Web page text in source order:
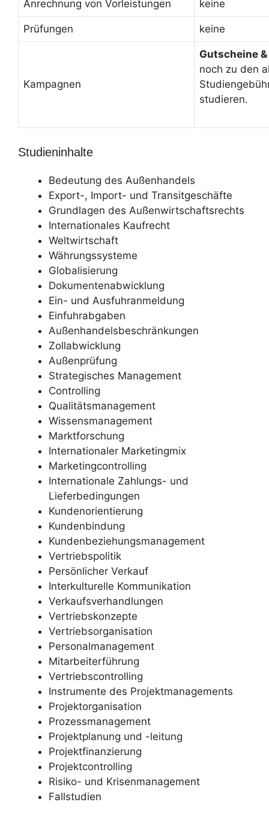
Anrechnung von Vorleistungen keine
Prüfungen keine
Kampagnen
Gutscheine
noch zu den
studieren.
Studieninhalte
Bedeutung des Außenhandels
Export-, Import- und Transitgeschäfte
Grundlagen des Außenwirtschaftsrechts
Internationales Kaufrecht
Weltwirtschaft
Währungssysteme
Globalisierung
Dokumentenabwicklung
Ein- und Ausfuhranmeldung
Einfuhrabgaben
Außenhandelsbeschränkungen
Zollabwicklung
Außenprüfung
Strategisches Management
Controlling
Qualitätsmanagement
Wissensmanagement
Marktforschung
Internationaler Marketingmix
Marketingcontrolling
Internationale Zahlungs- und
Lieferbedingungen
Kundenorientierung
Kundenbindung
Kundenbeziehungsmanagement
Vertriebspolitik
Persönlicher Verkauf
Interkulturelle Kommunikation
Verkaufsverhandlungen
Vertriebskonzepte
Vertriebsorganisation
Personalmanagement
Mitarbeiterführung
Vertriebscontrolling
Instrumente des Projektmanagements
Projektorganisation
Prozessmanagement
Projektplanung und -leitung
Projektfinanzierung
Projektcontrolling
Risiko- und Krisenmanagement
Fallstudien